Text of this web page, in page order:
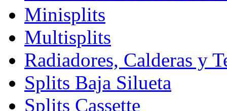
Minisplits
Multisplits
Radiadores, Calderas y
Splits Baja Silueta
Splits Cassette